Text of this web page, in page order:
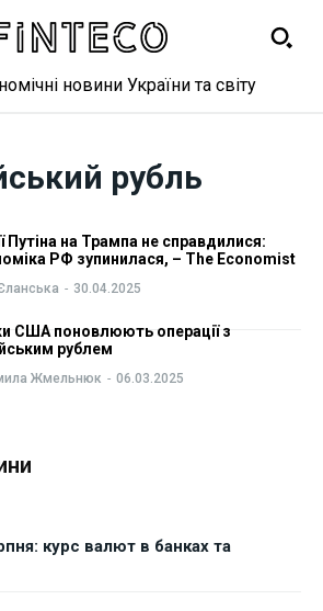
ринок
ринок
новини України та світу
рубль
Путіна на Трампа не справдилися:
РФ зупинилася, – The Economist
- 30.04.2025
США поновлюють операції з
рублем
Жмельнюк - 06.03.2025
курс валют в банках та